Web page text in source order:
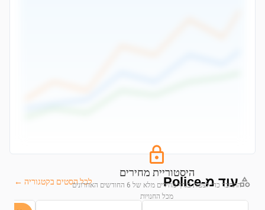
היסטוריית מחירים
התחבר כדי לצפות בגרף מחירים מלא של 6 החודשים האחרונים
מכל החנויות
עוד מ-Police לכל הסטים בקטגוריה ←